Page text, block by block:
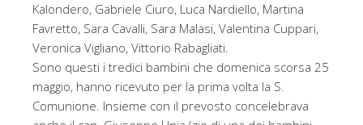
Kalondero, Gabriele Ciuro, Luca Nardiello, Martina
Favretto, Sara Cavalli, Sara Malasi, Valentina Cuppari,
Veronica Vigliano, Vittorio Rabagliati.
Sono questi i tredici bambini che domenica scorsa 25
maggio, hanno ricevuto per la prima volta la S.
Comunione. Insieme con il prevosto concelebrava